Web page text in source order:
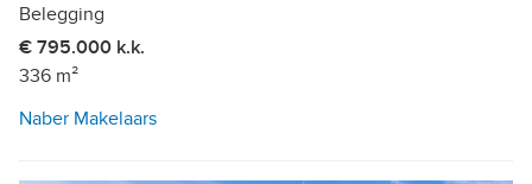
Belegging
€ 795.000 k.k.
336 m²
Naber Makelaars